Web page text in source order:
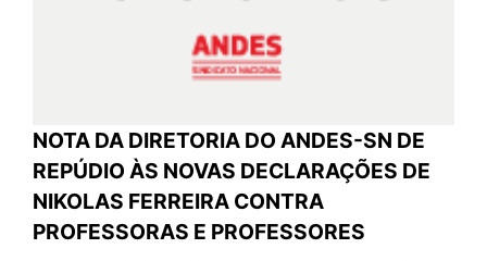
NOTA DA DIRETORIA DO ANDES-SN DE
REPÚDIO ÀS NOVAS DECLARAÇÕES DE
NIKOLAS FERREIRA CONTRA
PROFESSORAS E PROFESSORES